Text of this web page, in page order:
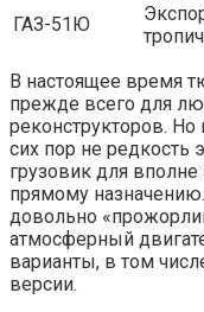
ГАЗ-51Ю
В настоящее время
прежде всего для
реконструкторов. Но
сих пор не редкость
грузовик для
прямому
довольно
атмосферный
варианты, в том
версии.